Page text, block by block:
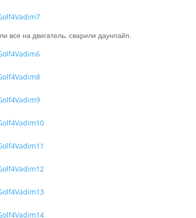
все на двигатель, сварили даунпайп.